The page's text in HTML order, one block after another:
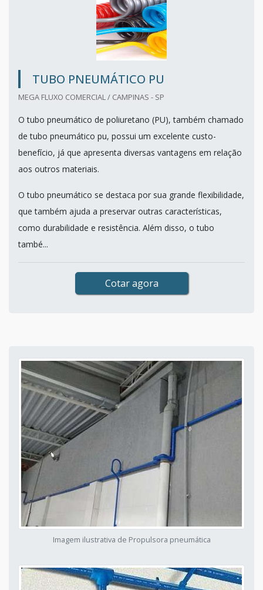
TUBO PNEUMÁTICO PU
MEGA FLUXO COMERCIAL / CAMPINAS - SP
O tubo pneumático de poliuretano (PU), também chamado
de tubo pneumático pu, possui um excelente custo-
benefício, já que apresenta diversas vantagens em relação
aos outros materiais.
O tubo pneumático se destaca por sua grande flexibilidade,
que também ajuda a preservar outras características,
como durabilidade e resistência. Além disso, o tubo
també...
Cotar agora
Imagem ilustrativa de Propulsora pneumática